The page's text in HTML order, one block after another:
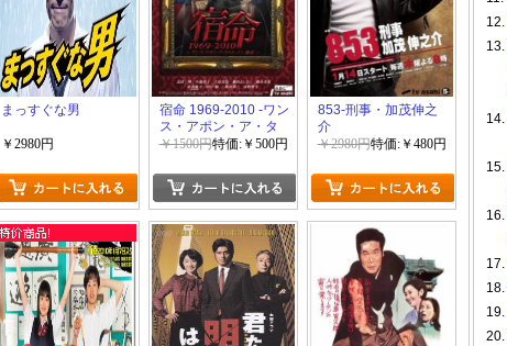
まっすぐな男
￥2980円
宿命 1969-2010 -ワン
ス・アポン・ア・タ
イム・イン・東京-
￥1500円特価:￥500円
853-刑事・加茂伸之
介
￥2980円特価:￥480円
12.
13.
14.
15.
16.
17.
18.
19.
20.